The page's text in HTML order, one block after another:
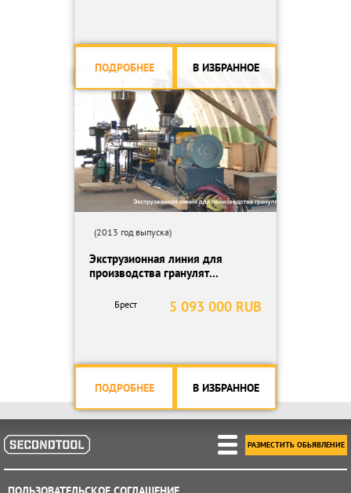
ПОДРОБНЕЕ В ИЗБРАННОЕ
(2013 год выпуска)
Экструзионная линия для
производства гранулят...
5 093 000 RUB
Брест
ПОДРОБНЕЕ В ИЗБРАННОЕ
РАЗМЕСТИТЬ ОБЬЯВЛЕНИЕ